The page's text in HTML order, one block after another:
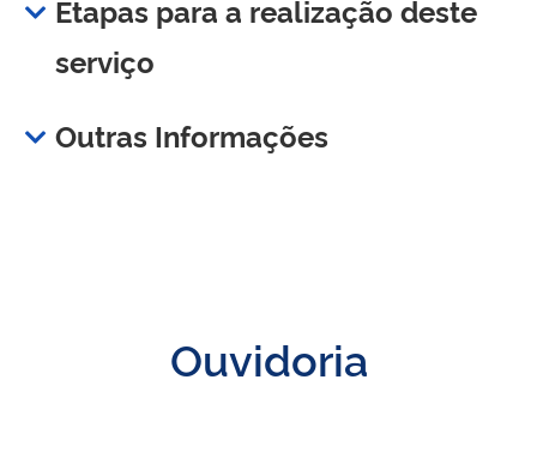
Etapas para a realização deste
serviço
Outras Informações
Ouvidoria